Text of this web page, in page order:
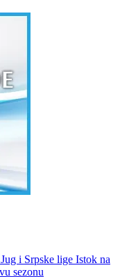
i Srpske lige Istok na
sezonu